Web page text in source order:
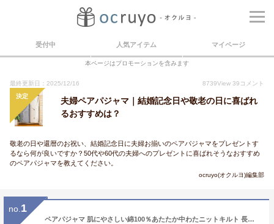
受付中 人気アイテム マイページ
本ページはプロモーションを含みます
最終更新日：2025/12/16 8739View 39 コメント
決定
夫婦ペアパジャマ｜結婚記念日や敬老の日に喜ばれ
るおすすめは？
敬老の日や還暦のお祝い、結婚記念日に夫婦お揃いのペアパジャマをプレゼントす
るなら何が良いですか？50代や60代の夫婦へのプレゼントに喜ばれそうなおすすめ
のペアパジャマを教えてください。
ocruyo(オクルヨ)編集部
no. 1
ペアパジャマ 肌にやさしい綿100％あたたか中わたニットキルト 長袖 冬向き【メンズパジャマ】【レディースパジャマ】【カップル】【ギフト・プレゼント】【結婚祝い】【ルームウェア】【クリスマスギフト】